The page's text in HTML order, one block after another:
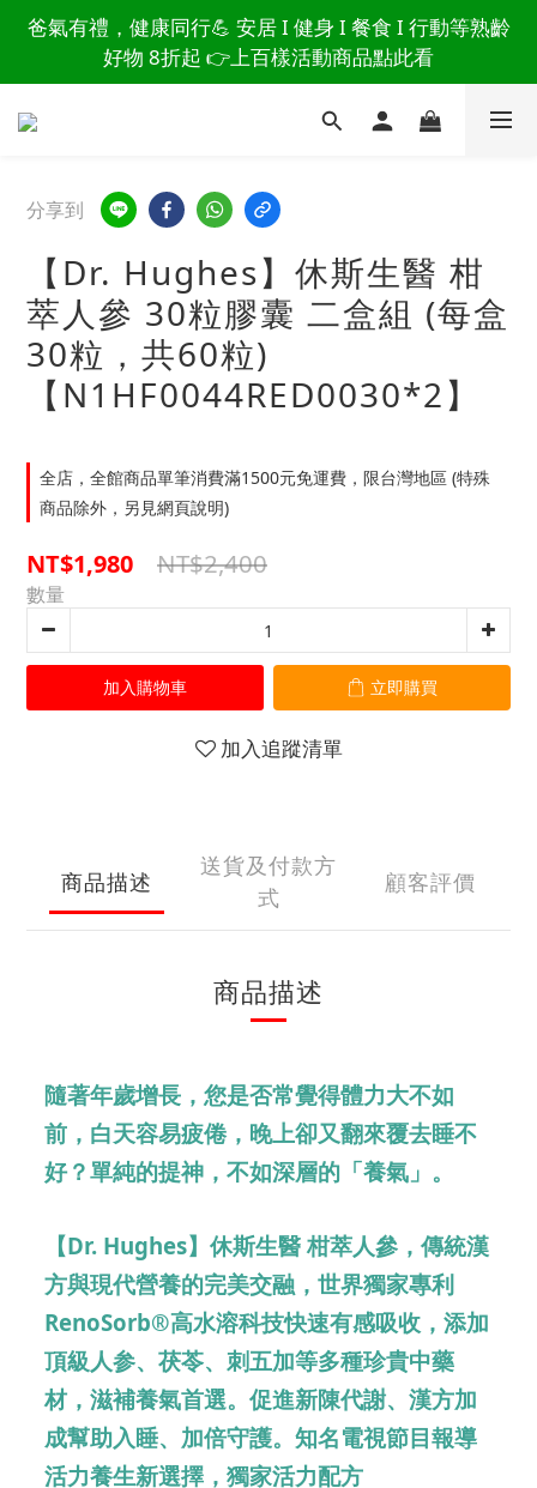
讀懂爸爸總說「不用買」的堅強 👉 3大生活貼心巧
思，找回他的生活主導權
爸氣有禮，健康同行💪 安居 I 健身 I 餐食 I 行動等熟齡
好物 8折起 👉上百樣活動商品點此看
讀懂爸爸總說「不用買」的堅強 👉 3大生活貼心巧
思，找回他的生活主導權
分享到
【Dr. Hughes】休斯生醫 柑
萃人參 30粒膠囊 二盒組 (每盒
30粒，共60粒)
【N1HF0044RED0030*2】
全店，全館商品單筆消費滿1500元免運費，限台灣地區 (特殊
商品除外，另見網頁說明)
NT$1,980 NT$2,400
數量
加入購物車 立即購買
加入追蹤清單
商品描述
送貨及付款方
式
顧客評價
商品描述
隨著年歲增長，您是否常覺得體力大不如
前，白天容易疲倦，晚上卻又翻來覆去睡不
好？單純的提神，不如深層的「養氣」。
【Dr. Hughes】休斯生醫 柑萃人參，傳統漢
方與現代營養的完美交融，世界獨家專利
RenoSorb®高水溶科技快速有感吸收，添加
頂級人参、茯苓、刺五加等多種珍貴中藥
材，滋補養氣首選。 促進新陳代謝、漢方加
成幫助入睡、加倍守護。 知名電視節目報導
活力養生新選擇，獨家活力配方